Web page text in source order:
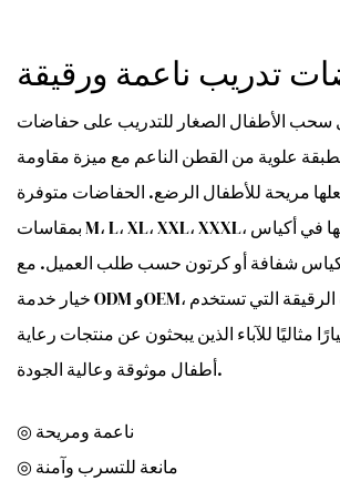
سحب الأطفال الصغار للتدريب على حفاضات
علوية من القطن الناعم مع ميزة مقاومة
مريحة للأطفال الرضع. الحفاضات متوفرة
بمقاسات M، L، XL، XXL، XXXL، ويمكن تعبئتها في أكياس
شفافة أو كرتون حسب طلب العميل. مع
خيار خدمة ODM وOEM، تعد هذه الحفاضات الرقيقة التي تستخدم
مثاليًا للآباء الذين يبحثون عن منتجات رعاية
أطفال موثوقة وعالية الجودة.
◎ مانعة للتسرب وآمنة